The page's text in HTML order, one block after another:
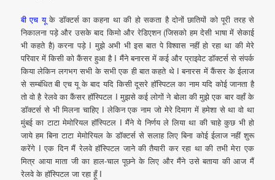
बी एच यूके डॉक्टर्स का कहना था की हो सकता है दोनों छातियों को पूरी तरह से
निकालना पड़े और उसके बाद किमो और रेडिएशन (जिसको हम देसी भाषा में सेकाई
भी कहते है) करना पड़े I मुझे अभी भी इस बात पे विश्वास नहीं हो रहा था की मेरे
परिवार में किसी को कैंसर हुआ है I मैंने बनारस में कई और प्राइवेट डॉक्टर्स से संपर्क
किया लेकिन लगभग सभी के सभी एक ही बात कहते थे I बनारस में कैंसर के ईलाज
से सम्बंधित बी एच यू के बाद यदि किसी दूसरे हॉस्पिटल का नाम यदि कोई जानता है
तो वो है रेलवे का कैंसर हॉस्पिटल I मुझसे कई लोगों ने बोला की मुझे एक बार वहाँ के
डॉक्टर्स से भी मिलना चाहिए I लेकिन एक नाम जो मेरे दिमाग में हमेशा से था वो था
मुंबई का टाटा मेमोरियल हॉस्पिटल I मैंने ये निर्णय ले लिया था की चाहे कुछ भी हो
जाये हम बिना टाटा मेमोरियल के डॉक्टर्स से सलाह लिए बिना कोई ईलाज नहीं शुरू
करेंगे I एक दिन मैं रेलवे हॉस्पिटल जाने की तैयारी कर रहा था की तभी मेरा एक
मित्र आया माता जी का हाल-चाल पूछने के लिए और मैंने उसे बताया की आज मैं
रेलवे के हॉस्पिटल जा रहा हूँ I